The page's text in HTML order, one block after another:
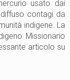
usato dai
contagi da
indigene. La
Missionario
articolo su